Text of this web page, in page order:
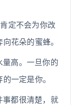
定不会为你改
花朵的蜜蜂。
量高。一旦你的
一定是你。
事都很清楚，就